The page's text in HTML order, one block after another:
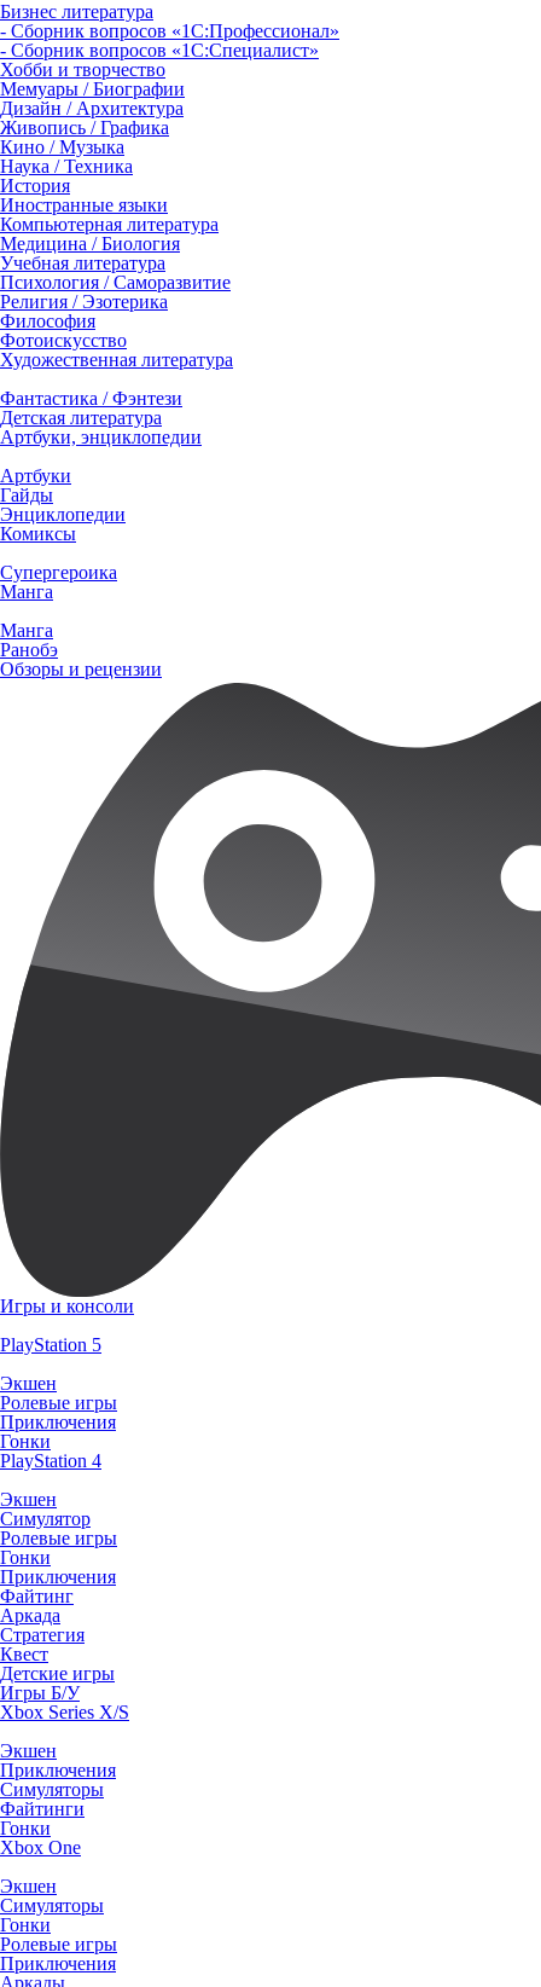
Бизнес литература
- Сборник вопросов «1С:Профессионал»
- Сборник вопросов «1С:Специалист»
Хобби и творчество
Мемуары / Биографии
Дизайн / Архитектура
Живопись / Графика
Кино / Музыка
Наука / Техника
История
Иностранные языки
Компьютерная литература
Медицина / Биология
Учебная литература
Психология / Саморазвитие
Религия / Эзотерика
Философия
Фотоискусство
Художественная литература
Фантастика / Фэнтези
Детская литература
Артбуки, энциклопедии
Артбуки
Гайды
Энциклопедии
Комиксы
Супергероика
Манга
Манга
Ранобэ
Обзоры и рецензии
Игры и консоли
PlayStation 5
Экшен
Ролевые игры
Приключения
Гонки
PlayStation 4
Экшен
Симулятор
Ролевые игры
Гонки
Приключения
Файтинг
Аркада
Стратегия
Квест
Детские игры
Игры Б/У
Xbox Series X/S
Экшен
Приключения
Симуляторы
Файтинги
Гонки
Xbox One
Экшен
Симуляторы
Гонки
Ролевые игры
Приключения
Аркады